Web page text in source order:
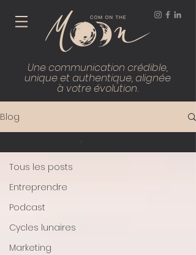
Une communication crédible,
unique et authentique, alignée
à votre évolution.
Blog
Tous les posts
Entreprendre
Podcast
Cycles lunaires
Marketing